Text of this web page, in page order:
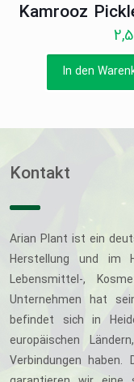
Kamrooz
In den
Kontakt
Arian Plant ist ein
Herstellung und im
Lebensmittel-,
Unternehmen hat
befindet sich in
europäischen
Verbindungen